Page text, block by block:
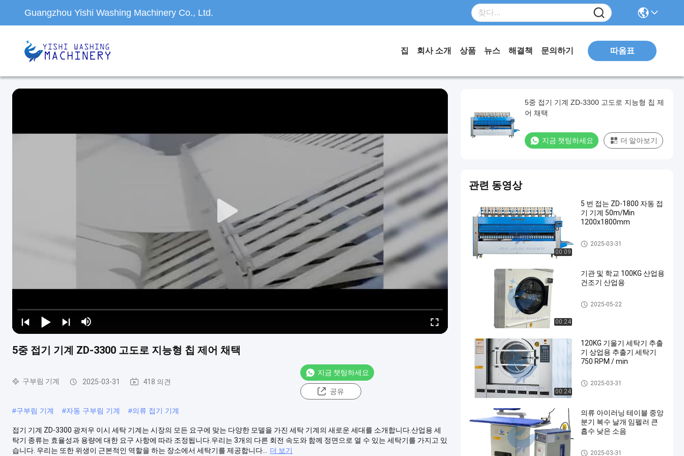
Guangzhou Yishi Washing Machinery Co., Ltd.
집 회사 소개 상품 뉴스 해결책 문의하기 따옴표
5중 접기 기계 ZD-3300 고도로 지능형 칩 제어 채택
구부림 기계 2025-03-31 418 의견
지금 챗팅하세요
공유
#구부림 기계 #자동 구부림 기계 #의류 접기 기계
접기 기계 ZD-3300 광저우 이시 세탁 기계는 시장의 모든 요구에 맞는 다양한 모델을 가진 세탁 기계의 새로운 세대를 소개합니다.산업용 세
탁기 종류는 효율성과 용량에 대한 요구 사항에 따라 조정됩니다.우리는 3개의 다른 회전 속도와 함께 정면으로 열 수 있는 세탁기를 가지고 있
습니다. 우리는 또한 위생이 근본적인 역할을 하는 장소에서 세탁기를 제공합니다...
더 보기
5중 접기 기계 ZD-3300 고도로 지능형 칩 제
어 채택
지금 챗팅하세요 더 알아보기
관련 동영상
00:09
5 번 접는 ZD-1800 자동 접
기 기계 50m/Min
1200x1800mm
구부림 기계
2025-03-31
00:24
기관 및 학교 100KG 산업용
건조기 산업용
공업용 드라이어
2025-05-22
00:24
120KG 기울기 세탁기 추출
기 상업용 추출기 세탁기
750 RPM / min
세척기 추출기
2025-03-31
의류 아이러닝 테이블 중앙
분기 복수 날개 임펠러 큰
흡수 낮은 소음
세탁장비
2025-03-31